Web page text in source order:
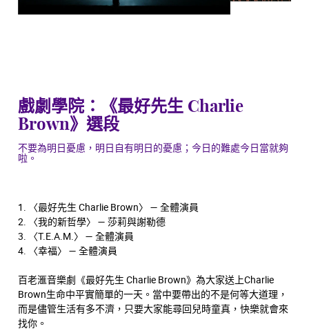
戲劇學院：《最好先生 Charlie
Brown》選段
不要為明日憂慮，明日自有明日的憂慮；今日的難處今日當就夠
啦。
1. 〈最好先生 Charlie Brown〉 — 全體演員
2. 〈我的新哲學〉 — 莎莉與謝勒德
3. 〈T.E.A.M.〉 — 全體演員
4. 〈幸福〉 — 全體演員
百老滙音樂劇《最好先生 Charlie Brown》為大家送上Charlie
Brown生命中平實簡單的一天。當中要帶出的不是何等大道理，
而是儘管生活有多不濟，只要大家能尋回兒時童真，快樂就會來
找你。